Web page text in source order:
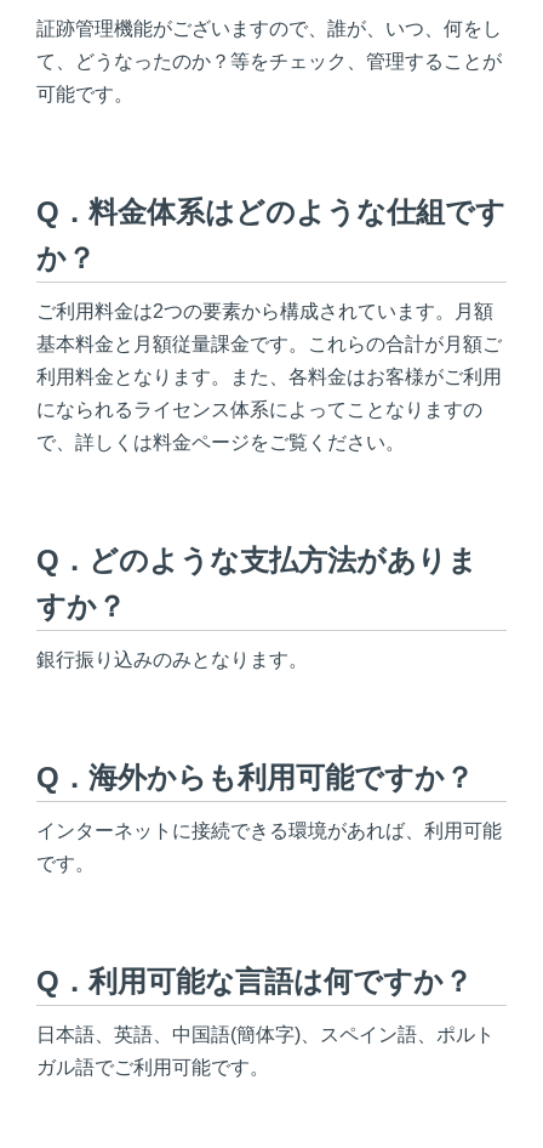
証跡管理機能がございますので、誰が、いつ、何をし
て、どうなったのか？等をチェック、管理することが
可能です。
Q．料金体系はどのような仕組です
か？
ご利用料金は2つの要素から構成されています。月額
基本料金と月額従量課金です。これらの合計が月額ご
利用料金となります。また、各料金はお客様がご利用
になられるライセンス体系によってことなりますの
で、詳しくは料金ページをご覧ください。
Q．どのような支払方法がありま
すか？
銀行振り込みのみとなります。
Q．海外からも利用可能ですか？
インターネットに接続できる環境があれば、利用可能
です。
Q．利用可能な言語は何ですか？
日本語、英語、中国語(簡体字)、スペイン語、ポルト
ガル語でご利用可能です。